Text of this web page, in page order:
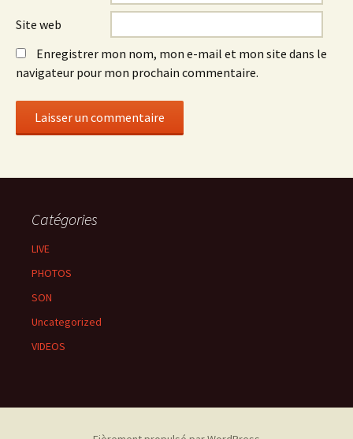
Site web
Enregistrer mon nom, mon e-mail et mon site dans le
navigateur pour mon prochain commentaire.
Catégories
LIVE
PHOTOS
SON
Uncategorized
VIDEOS